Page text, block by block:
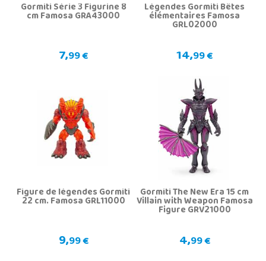
Gormiti Série 3 Figurine 8
cm Famosa GRA43000
7,99 €
Légendes Gormiti Bêtes
élémentaires Famosa
GRL02000
14,99 €
Figure de légendes Gormiti
22 cm. Famosa GRL11000
9,99 €
Gormiti The New Era 15 cm
Villain with Weapon Famosa
Figure GRV21000
4,99 €